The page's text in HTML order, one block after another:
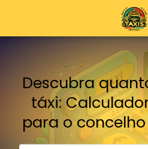
Descubra
táxi:
para o